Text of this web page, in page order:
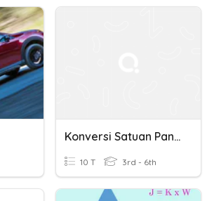
Konversi Satuan Panjang/Jarak
10 T 3rd - 6th